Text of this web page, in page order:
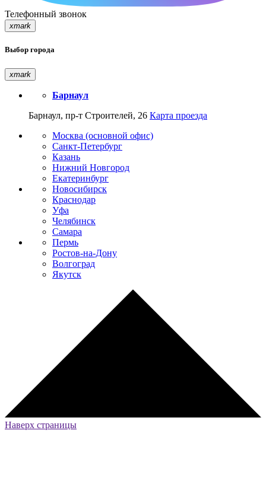
Телефонный звонок
xmark
Выбор города
xmark
Барнаул
Барнаул, пр-т Строителей, 26 Карта проезда
Москва (основной офис)
Санкт-Петербург
Казань
Нижний Новгород
Екатеринбург
Новосибирск
Краснодар
Уфа
Челябинск
Самара
Пермь
Ростов-на-Дону
Волгоград
Якутск
Наверх страницы